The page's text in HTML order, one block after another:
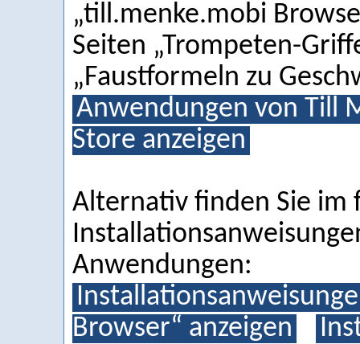
„till.menke.mobi
Seiten „Trompeten-
„Faustformeln zu
Anwendungen von Till
Store anzeigen
Alternativ finden Sie im
Anwendungen:
Browser“ anzeigen